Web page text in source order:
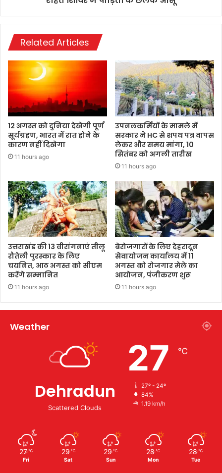
Related Articles
12 अगस्त को दुनिया देखेगी पूर्ण
सूर्यग्रहण, भारत में रात होने के
कारण नहीं दिखेगा
11 hours ago
उपनलकर्मियों के मामले में
सरकार ने HC से शपथ पत्र वापस
लेकर और समय मांगा, 10
सितंबर को अगली तारीख
11 hours ago
उत्तराखंड की 13 वीरांगनाएं तीलू
रौतेली पुरस्कार के लिए
चयनित, आठ अगस्त को सीएम
करेंगे सम्मानित
11 hours ago
बेरोजगारों के लिए देहरादून
सेवायोजन कार्यालय में 11
अगस्त को रोजगार मेले का
आयोजन, पंजीकरण शुरू
11 hours ago
Weather
Dehradun
Scattered Clouds
27 ℃
27º - 24º
84%
1.19 km/h
27 ℃
Fri
29 ℃
Sat
29 ℃
Sun
28 ℃
Mon
28 ℃
Tue